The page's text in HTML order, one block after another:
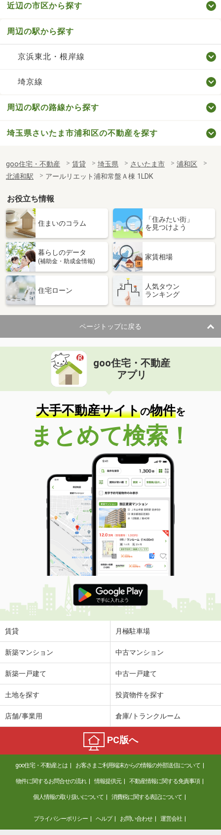
近辺の市区から探す
周辺の駅から探す
京浜東北・根岸線
埼京線
周辺の駅の路線から探す
埼玉県さいたま市浦和区の不動産を探す
goo住宅・不動産 賃貸 埼玉県 さいたま市
浦和区
北浦和駅
アールリエット浦和常盤Ａ棟 1LDK
お役立ち情報
住まいのコラム
「住みたい街」
を見つけよう
暮らしのデータ
(補助金・助成金情報)
家賃相場
住宅ローン
人気タウン
ランキング
ページトップに戻る
goo住宅・不動産
アプリ
大手不動産サイトの物件を
まとめて検索！
賃貸 月極駐車場
新築マンション 中古マンション
新築一戸建て 中古一戸建て
土地を探す 投資物件を探す
店舗/事業用 倉庫/トランクルーム
PC版へ
goo住宅・不動産とは お客さまご利用端末からの情報の外部送信について
物件に関するお問合せの流れ 情報提供元 不動産情報に関する免責事項
個人情報の取り扱いについて 消費税に関する表記について
プライバシーポリシー ヘルプ お問い合わせ 運営会社